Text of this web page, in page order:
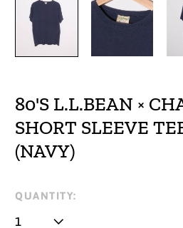
80'S L.L.BEAN ×
SHORT SLEEVE
(NAVY)
Regular
price
QUANTITY: